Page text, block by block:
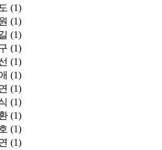
(1)
(1)
(1)
(1)
(1)
(1)
(1)
(1)
(1)
(1)
(1)